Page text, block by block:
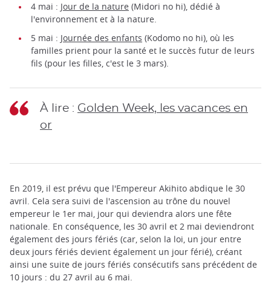
4 mai : Jour de la nature (Midori no hi), dédié à
l'environnement et à la nature.
5 mai : Journée des enfants (Kodomo no hi), où les
familles prient pour la santé et le succès futur de leurs
fils (pour les filles, c'est le 3 mars).
À lire : Golden Week, les vacances en
or
En 2019, il est prévu que l'Empereur Akihito abdique le 30
avril. Cela sera suivi de l'ascension au trône du nouvel
empereur le 1er mai, jour qui deviendra alors une fête
nationale. En conséquence, les 30 avril et 2 mai deviendront
également des jours fériés (car, selon la loi, un jour entre
deux jours fériés devient également un jour férié), créant
ainsi une suite de jours fériés consécutifs sans précédent de
10 jours : du 27 avril au 6 mai.